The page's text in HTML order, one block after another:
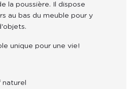
la poussière. Il dispose
au bas du meuble pour y
unique pour une vie!
naturel